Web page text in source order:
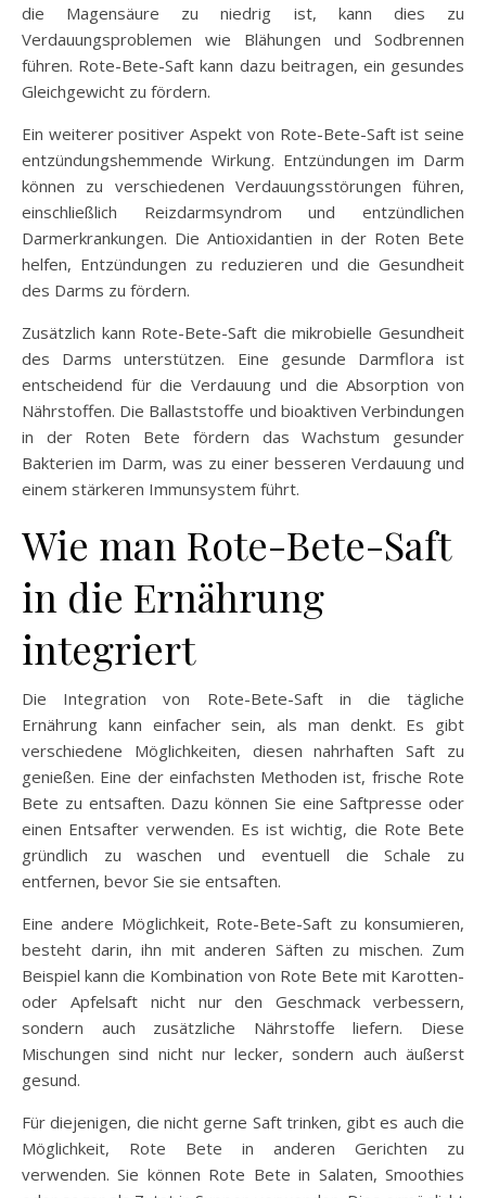
die Magensäure zu niedrig ist, kann dies zu
Verdauungsproblemen wie Blähungen und Sodbrennen
führen. Rote-Bete-Saft kann dazu beitragen, ein gesundes
Gleichgewicht zu fördern.
Ein weiterer positiver Aspekt von Rote-Bete-Saft ist seine
entzündungshemmende Wirkung. Entzündungen im Darm
können zu verschiedenen Verdauungsstörungen führen,
einschließlich Reizdarmsyndrom und entzündlichen
Darmerkrankungen. Die Antioxidantien in der Roten Bete
helfen, Entzündungen zu reduzieren und die Gesundheit
des Darms zu fördern.
Zusätzlich kann Rote-Bete-Saft die mikrobielle Gesundheit
des Darms unterstützen. Eine gesunde Darmflora ist
entscheidend für die Verdauung und die Absorption von
Nährstoffen. Die Ballaststoffe und bioaktiven Verbindungen
in der Roten Bete fördern das Wachstum gesunder
Bakterien im Darm, was zu einer besseren Verdauung und
einem stärkeren Immunsystem führt.
Wie man Rote-Bete-Saft
in die Ernährung
integriert
Die Integration von Rote-Bete-Saft in die tägliche
Ernährung kann einfacher sein, als man denkt. Es gibt
verschiedene Möglichkeiten, diesen nahrhaften Saft zu
genießen. Eine der einfachsten Methoden ist, frische Rote
Bete zu entsaften. Dazu können Sie eine Saftpresse oder
einen Entsafter verwenden. Es ist wichtig, die Rote Bete
gründlich zu waschen und eventuell die Schale zu
entfernen, bevor Sie sie entsaften.
Eine andere Möglichkeit, Rote-Bete-Saft zu konsumieren,
besteht darin, ihn mit anderen Säften zu mischen. Zum
Beispiel kann die Kombination von Rote Bete mit Karotten-
oder Apfelsaft nicht nur den Geschmack verbessern,
sondern auch zusätzliche Nährstoffe liefern. Diese
Mischungen sind nicht nur lecker, sondern auch äußerst
gesund.
Für diejenigen, die nicht gerne Saft trinken, gibt es auch die
Möglichkeit, Rote Bete in anderen Gerichten zu
verwenden. Sie können Rote Bete in Salaten, Smoothies